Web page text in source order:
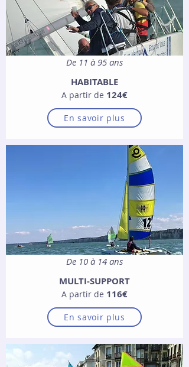
De 11 à 95 ans
HABITABLE
​A partir de 124€
En savoir plus
De 10 à 14 ans
MULTI-SUPPORT
A partir de 116€
En savoir plus